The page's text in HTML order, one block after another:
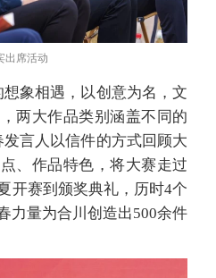
出席活动
象相遇，以创意为名，文
两大作品类别涵盖不同的
言人以信件的方式回顾大
、作品特色，将大赛走过
开赛到颁奖典礼，历时4个
力量为合川创造出500余件